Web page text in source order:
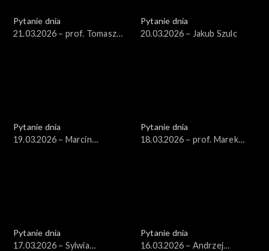
Pytanie dnia
21.03.2026 – prof. Tomasz
Pytanie dnia
20.03.2026 – Jakub Szulc
Pytanie dnia
19.03.2026 – Marcin
Pytanie dnia
18.03.2026 – prof. Marek
Pytanie dnia
17.03.2026 – Sylwia
Pytanie dnia
16.03.2026 – Andrzej